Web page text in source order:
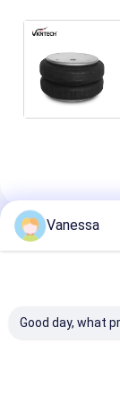
Συνιστώμενα
Vanessa
Good day, what